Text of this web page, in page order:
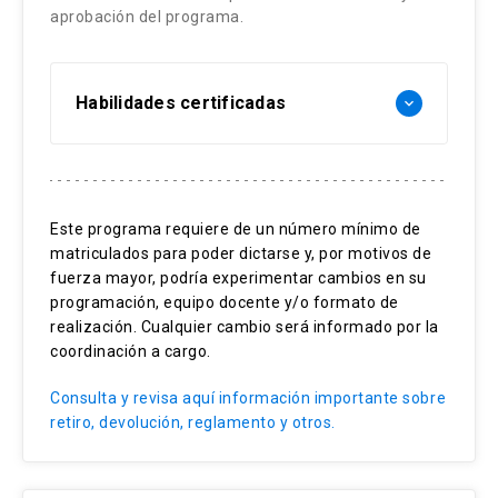
aplicarla.
(Principios FAIR-D).
Elementos que caracterizan un feedback
efectivo y cómo aplicarlo.
Plataforma para evaluación remota y
asincrónica de simulación.
comunicacionales para la entrega de
feedback.
60%
Trabajo de observación y análisis en
¿La actividad requiere el uso de piezas
Estrategias Evaluativas:
Prueba individual de selección múltiple:
60%
Desarrollo de escenarios de manera
individual: 40%
aprobación del programa.
Habilidades certificadas keyboard_arrow_down
Fundamentos teóricos de simulación
Diseño instruccional
Creación de escenarios simulados
Habilidades para entrega de
retroalimentación efectiva
Evaluación de aprendizaje
Este programa requiere de un número mínimo de
matriculados para poder dictarse y, por motivos de
fuerza mayor, podría experimentar cambios en su
programación, equipo docente y/o formato de
realización. Cualquier cambio será informado por la
coordinación a cargo.
Consulta y revisa aquí información importante sobre
retiro, devolución, reglamento y otros.